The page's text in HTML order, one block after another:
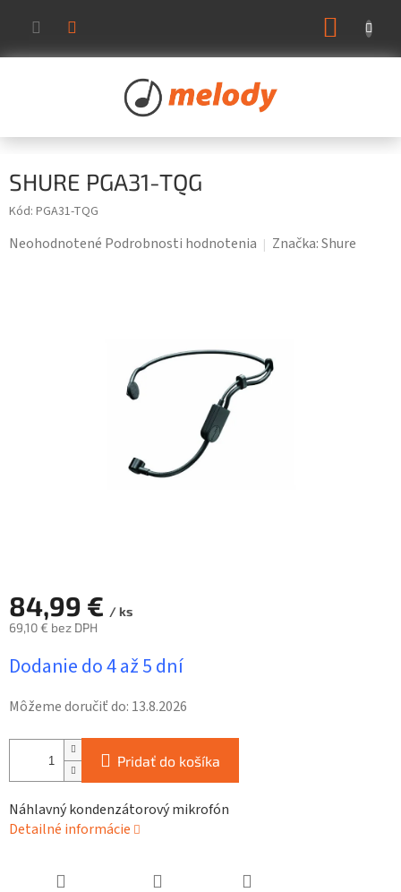
obsah
SHURE PGA31-TQG
Kód: PGA31-TQG
Priemerné
Neohodnotené Podrobnosti hodnotenia Značka:Shure
84,99 € / ks
69,10 € bez DPH
cena:
Dodanie do 4 až 5 dní
Môžeme doručiť do: 13.8.2026
Pridať do košíka
Náhlavný kondenzátorový mikrofón
Detailné informácie